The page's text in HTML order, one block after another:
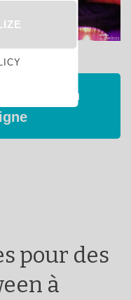
Halloween
pour des
à